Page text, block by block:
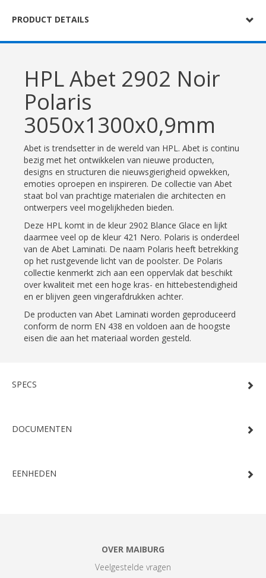
PRODUCT DETAILS
HPL Abet 2902 Noir
Polaris
3050x1300x0,9mm
Abet is trendsetter in de wereld van HPL. Abet is continu
bezig met het ontwikkelen van nieuwe producten,
designs en structuren die nieuwsgierigheid opwekken,
emoties oproepen en inspireren. De collectie van Abet
staat bol van prachtige materialen die architecten en
ontwerpers veel mogelijkheden bieden.
Deze HPL komt in de kleur 2902 Blance Glace en lijkt
daarmee veel op de kleur 421 Nero. Polaris is onderdeel
van de Abet Laminati. De naam Polaris heeft betrekking
op het rustgevende licht van de poolster. De Polaris
collectie kenmerkt zich aan een oppervlak dat beschikt
over kwaliteit met een hoge kras- en hittebestendigheid
en er blijven geen vingerafdrukken achter.
De producten van Abet Laminati worden geproduceerd
conform de norm EN 438 en voldoen aan de hoogste
eisen die aan het materiaal worden gesteld.
SPECS
DOCUMENTEN
EENHEDEN
OVER MAIBURG
Veelgestelde vragen